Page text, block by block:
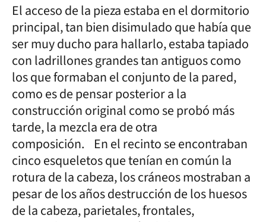
El acceso de la pieza estaba en el dormitorio
principal, tan bien disimulado que había que
ser muy ducho para hallarlo, estaba tapiado
con ladrillones grandes tan antiguos como
los que formaban el conjunto de la pared,
como es de pensar posterior a la
construcción original como se probó más
tarde, la mezcla era de otra
composición. En el recinto se encontraban
cinco esqueletos que tenían en común la
rotura de la cabeza, los cráneos mostraban a
pesar de los años destrucción de los huesos
de la cabeza, parietales, frontales,